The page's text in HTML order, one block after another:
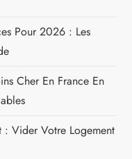
Pour 2026 : Les
Cher En France En
: Vider Votre Logement